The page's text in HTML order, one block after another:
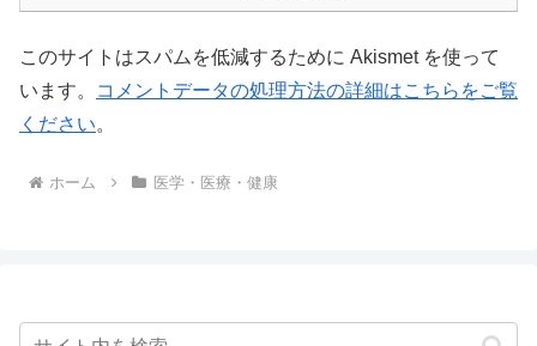
このサイトはスパムを低減するために Akismet を使って
います。
コメントデータの処理方法の詳細はこちらをご覧
ください。
ホーム 医学・医療・健康